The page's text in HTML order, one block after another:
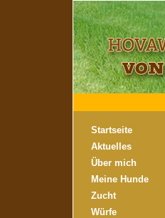
Startseite
Aktuelles
Über mich
Meine Hunde
Zucht
Würfe